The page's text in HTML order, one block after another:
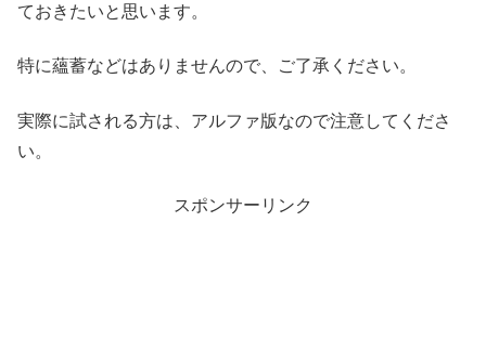
ておきたいと思います。
特に蘊蓄などはありませんので、ご了承ください。
実際に試される方は、アルファ版なので注意してくださ
い。
スポンサーリンク